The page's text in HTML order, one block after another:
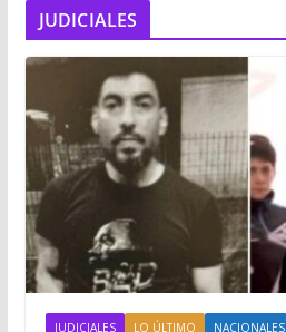
JUDICIALES
JUDICIALES LO ÚLTIMO NACIONALES